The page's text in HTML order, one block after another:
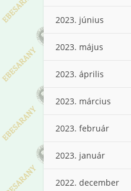
2023. június
2023. május
2023. április
2023. március
2023. február
2023. január
2022. december